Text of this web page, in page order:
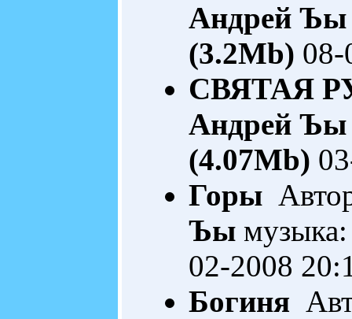
Андрей Ъы
(3.2Mb) 08-
СВЯТАЯ
Андрей Ъы
(4.07Mb)
Горы
Ъы
02-2008
Богиня